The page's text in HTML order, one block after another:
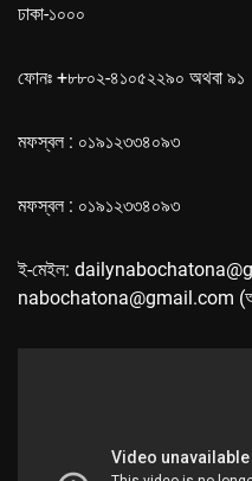
ঢাকা-১০০০
ফোনঃ +৮৮০২-৪১০৫২২৯০ অথবা ৯১
মফস্বল : ০১৯১২৩৩৪০৯৩
মফস্বল : ০১৯১২৩৩৪০৯৩
ই-মেইল:
nabochatona@gmail.com